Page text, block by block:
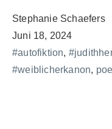
Stephanie Schaefers
Juni 18, 2024
#autofiktion,
#weiblicherkanon,